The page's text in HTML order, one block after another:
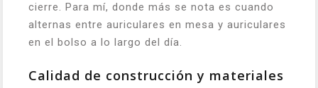
cierre. Para mí, donde más se nota es cuando
alternas entre auriculares en mesa y auriculares
en el bolso a lo largo del día.
Calidad de construcción y materiales